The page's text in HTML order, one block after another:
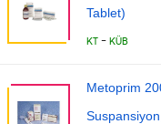
Tablet)
KT - KÜB
Metoprim